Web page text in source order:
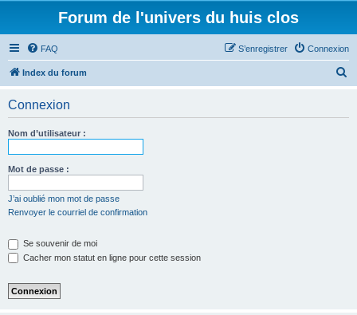
Forum de l'univers du huis clos
FAQ Connexion
S’enregistrer
Index du forum
Connexion
Nom d’utilisateur :
Mot de passe :
J’ai oublié mon mot de passe
Renvoyer le courriel de confirmation
Se souvenir de moi
Cacher mon statut en ligne pour cette session